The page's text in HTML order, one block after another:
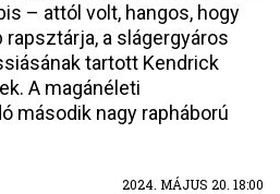
– attól volt, hangos, hogy
a slágergyáros
tartott Kendrick
A magánéleti
második nagy rapháború
2024. MÁJUS 20. 18:00